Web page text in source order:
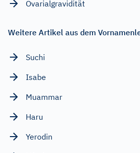
Ovarialgravidität
Weitere Artikel aus dem
Suchi
Isabe
Muammar
Haru
Yerodin